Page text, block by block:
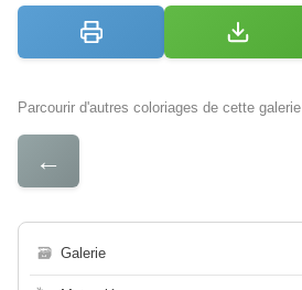
Parcourir d'autres coloriages de cette galerie
←
🗃 Galerie